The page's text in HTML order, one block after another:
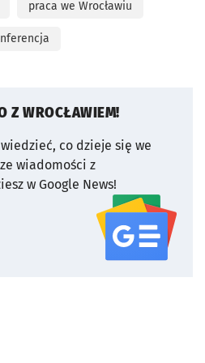
praca we Wrocławiu
Z WROCŁAWIEM!
co dzieje się we
wiadomości z
w Google News!
serwisu